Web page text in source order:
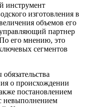
инструмент
изготовления в
объемов его
управляющий партнер
его мнению, это
сегментов
о происхождении
постановлением
невыполнением